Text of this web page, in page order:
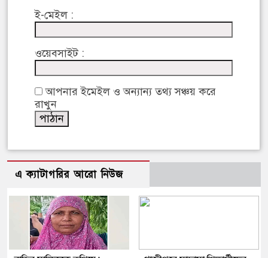
ই-মেইল :
ওয়েবসাইট :
আপনার ইমেইল ও অন্যান্য তথ্য সঞ্চয় করে
রাখুন
এ ক্যাটাগরির আরো নিউজ